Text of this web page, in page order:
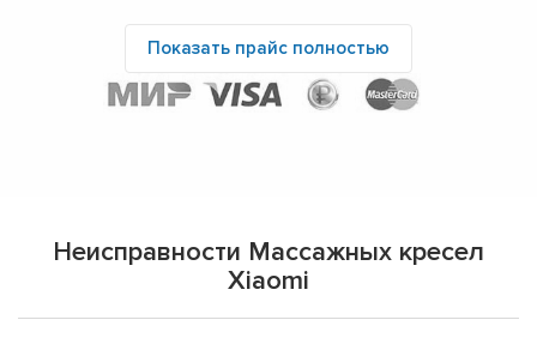
Показать прайс полностью
Неисправности Массажных кресел
Xiaomi